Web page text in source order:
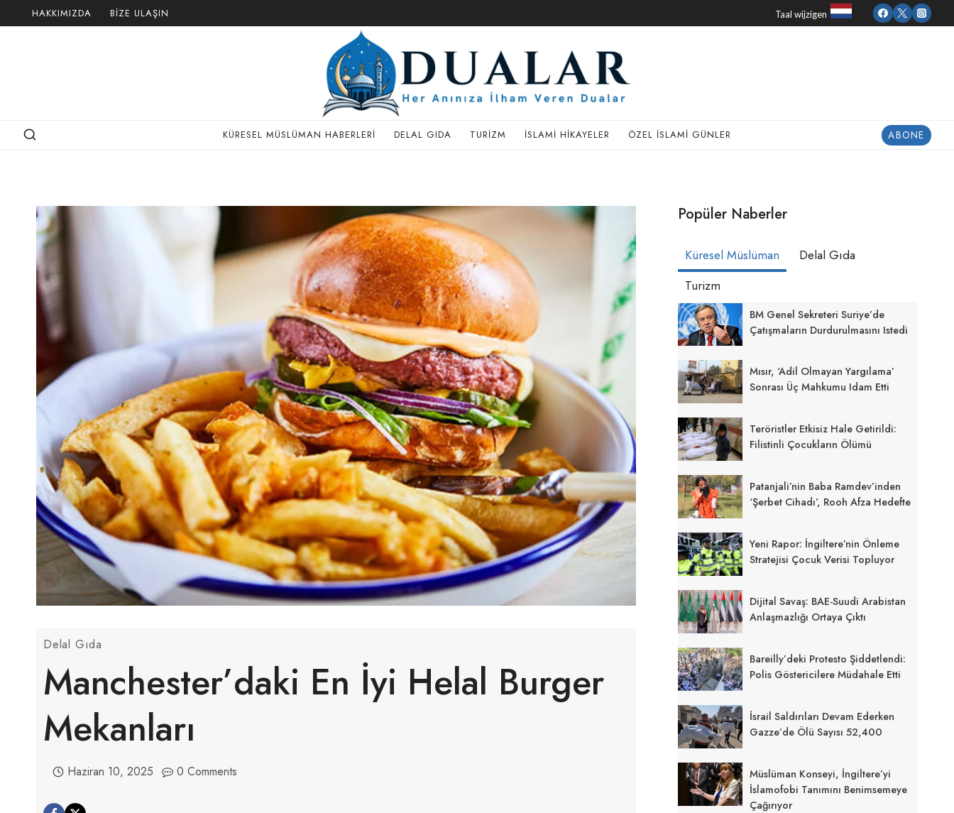
to
HAKKIMIZDA BIZE ULAŞIN Taal wijzigen
KÜRESEL MÜSLÜMAN HABERLERI DELAL GIDA TURIZM İSLAMI HIKAYELER ÖZEL İSLAMI GÜNLER ABONE
Delal Gıda
Manchester’daki En İyi Helal Burger
Mekanları
Haziran 10, 2025 0 Comments
Popüler Naberler
Küresel Müslüman
Delal Gıda
Turizm
BM Genel Sekreteri Suriye’de
Çatışmaların Durdurulmasını Istedi
Mısır, ‘adil Olmayan Yargılama’
Sonrası Üç Mahkumu Idam Etti
Teröristler Etkisiz Hale Getirildi:
Filistinli Çocukların Ölümü
Patanjali’nin Baba Ramdev’inden
‘Şerbet Cihadı’, Rooh Afza Hedefte
Yeni Rapor: İngiltere’nin Önleme
Stratejisi Çocuk Verisi Topluyor
Dijital Savaş: BAE-Suudi Arabistan
Anlaşmazlığı Ortaya Çıktı
Bareilly’deki Protesto Şiddetlendi:
Polis Göstericilere Müdahale Etti
İsrail Saldırıları Devam Ederken
Gazze’de Ölü Sayısı 52,400
Müslüman Konseyi, İngiltere’yi
İslamofobi Tanımını Benimsemeye
Çağırıyor